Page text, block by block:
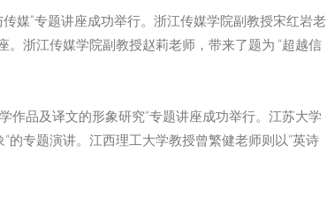
媒”专题讲座成功举行。浙江传媒学院副教授宋红岩老
。浙江传媒学院副教授赵莉老师，带来了题为 “超越信
作品及译文的形象研究“专题讲座成功举行。江苏大学
的专题演讲。江西理工大学教授曾繁健老师则以“英诗